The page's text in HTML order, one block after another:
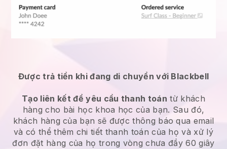
Được trả tiền khi đang di chuyển với Blackbell
Tạo liên kết để yêu cầu thanh toán từ khách
hàng cho bài học khoa học của bạn. Sau đó,
khách hàng của bạn sẽ được thông báo qua email
và có thể thêm chi tiết thanh toán của họ và xử lý
đơn đặt hàng của họ trong vòng chưa đầy 60 giây